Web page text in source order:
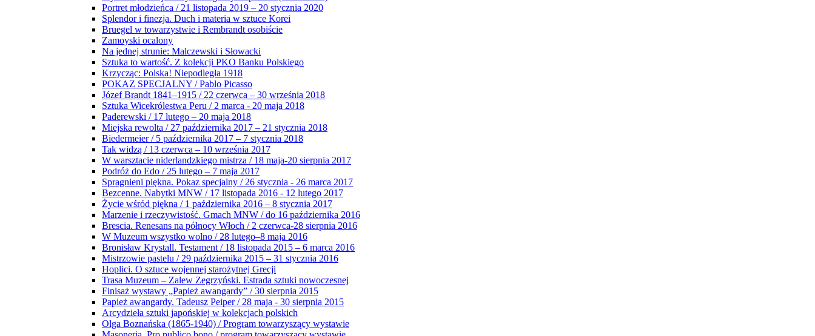
Portret młodzieńca / 21 listopada 2019 – 20 stycznia 2020
Splendor i finezja. Duch i materia w sztuce Korei
Bruegel w towarzystwie i Rembrandt osobiście
Zamoyski ocalony
Na jednej strunie: Malczewski i Słowacki
Sztuka to wartość. Z kolekcji PKO Banku Polskiego
Krzycząc: Polska! Niepodległa 1918
POKAZ SPECJALNY / Pablo Picasso
Józef Brandt 1841–1915 / 22 czerwca – 30 września 2018
Sztuka Wicekrólestwa Peru / 2 marca - 20 maja 2018
Paderewski / 17 lutego – 20 maja 2018
Miejska rewolta / 27 października 2017 – 21 stycznia 2018
Biedermeier / 5 października 2017 – 7 stycznia 2018
Tak widzą / 13 czerwca – 10 września 2017
W warsztacie niderlandzkiego mistrza / 18 maja-20 sierpnia 2017
Podróż do Edo / 25 lutego – 7 maja 2017
Spragnieni piękna. Pokaz specjalny / 26 stycznia - 26 marca 2017
Bezcenne. Nabytki MNW / 17 listopada 2016 - 12 lutego 2017
Życie wśród piękna / 1 października 2016 – 8 stycznia 2017
Marzenie i rzeczywistość. Gmach MNW / do 16 października 2016
Brescia. Renesans na północy Włoch / 2 czerwca-28 sierpnia 2016
W Muzeum wszystko wolno / 28 lutego–8 maja 2016
Bronisław Krystall. Testament / 18 listopada 2015 – 6 marca 2016
Mistrzowie pastelu / 29 października 2015 – 31 stycznia 2016
Hoplici. O sztuce wojennej starożytnej Grecji
Trasa Muzeum – Zalew Zegrzyński. Estrada sztuki nowoczesnej
Finisaż wystawy „Papież awangardy” / 30 sierpnia 2015
Papież awangardy. Tadeusz Peiper / 28 maja - 30 sierpnia 2015
Arcydzieła sztuki japońskiej w kolekcjach polskich
Olga Boznańska (1865-1940) / Program towarzyszący wystawie